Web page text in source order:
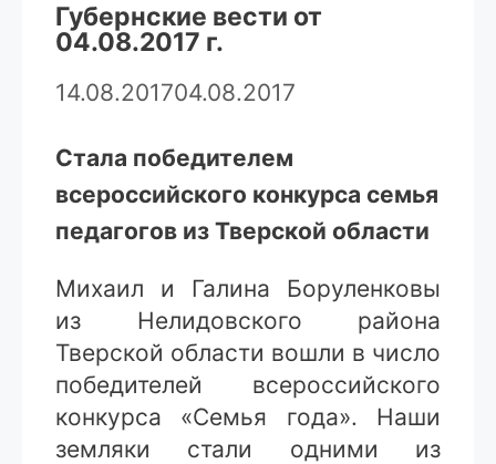
Губернские вести от
04.08.2017 г.
14.08.201704.08.2017
Стала победителем
всероссийского конкурса семья
педагогов из Тверской области
Михаил и Галина Боруленковы
из Нелидовского района
Тверской области вошли в число
победителей всероссийского
конкурса «Семья года». Наши
земляки стали одними из